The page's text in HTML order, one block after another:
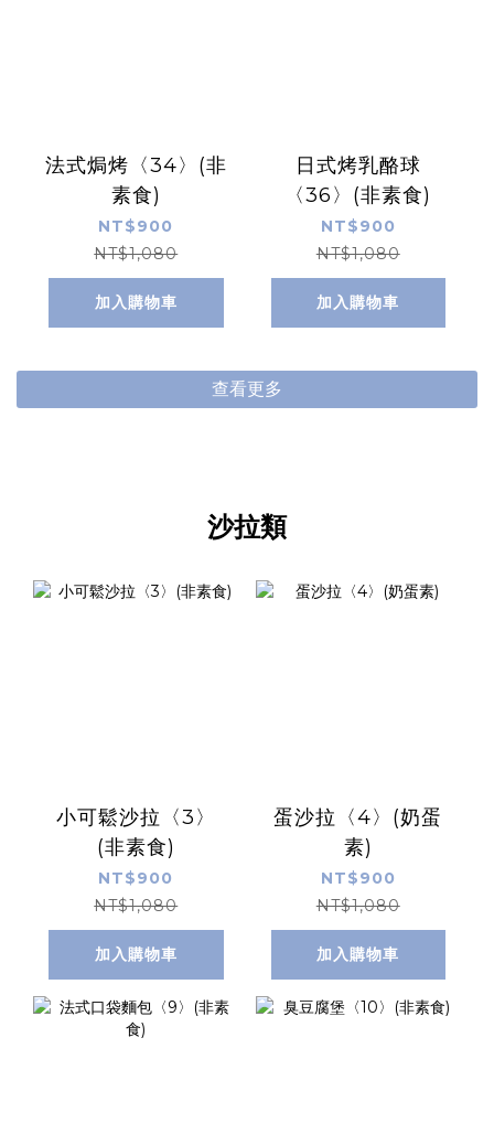
法式焗烤〈34〉(非
素食)
NT$900
NT$1,080
加入購物車
日式烤乳酪球
〈36〉(非素食)
NT$900
NT$1,080
加入購物車
查看更多
沙拉類
小可鬆沙拉〈3〉
(非素食)
NT$900
NT$1,080
加入購物車
蛋沙拉〈4〉(奶蛋
素)
NT$900
NT$1,080
加入購物車